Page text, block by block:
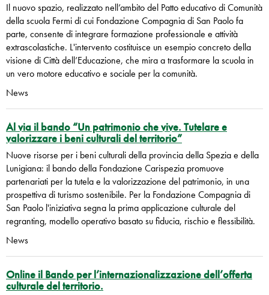
Il nuovo spazio, realizzato nell’ambito del Patto educativo di Comunità
della scuola Fermi di cui Fondazione Compagnia di San Paolo fa
parte, consente di integrare formazione professionale e attività
extrascolastiche. L'intervento costituisce un esempio concreto della
visione di Città dell’Educazione, che mira a trasformare la scuola in
un vero motore educativo e sociale per la comunità.
News
Al via il bando “Un patrimonio che vive. Tutelare e
valorizzare i beni culturali del territorio”
Nuove risorse per i beni culturali della provincia della Spezia e della
Lunigiana: il bando della Fondazione Carispezia promuove
partenariati per la tutela e la valorizzazione del patrimonio, in una
prospettiva di turismo sostenibile. Per la Fondazione Compagnia di
San Paolo l'iniziativa segna la prima applicazione culturale del
regranting, modello operativo basato su fiducia, rischio e flessibilità.
News
Online il Bando per l’internazionalizzazione dell’offerta
culturale del territorio.